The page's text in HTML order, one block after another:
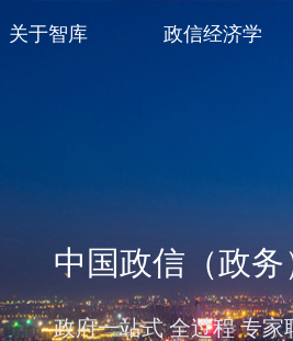
中国政信（政
政府一站式 全过程 专
关于智库 政信经济学